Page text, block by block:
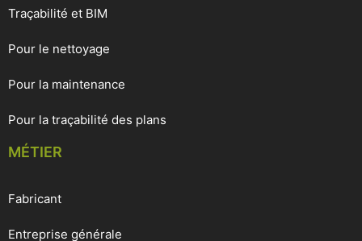
Traçabilité et BIM
Pour le nettoyage
Pour la maintenance
Pour la traçabilité des plans
MÉTIER
Fabricant
Entreprise générale